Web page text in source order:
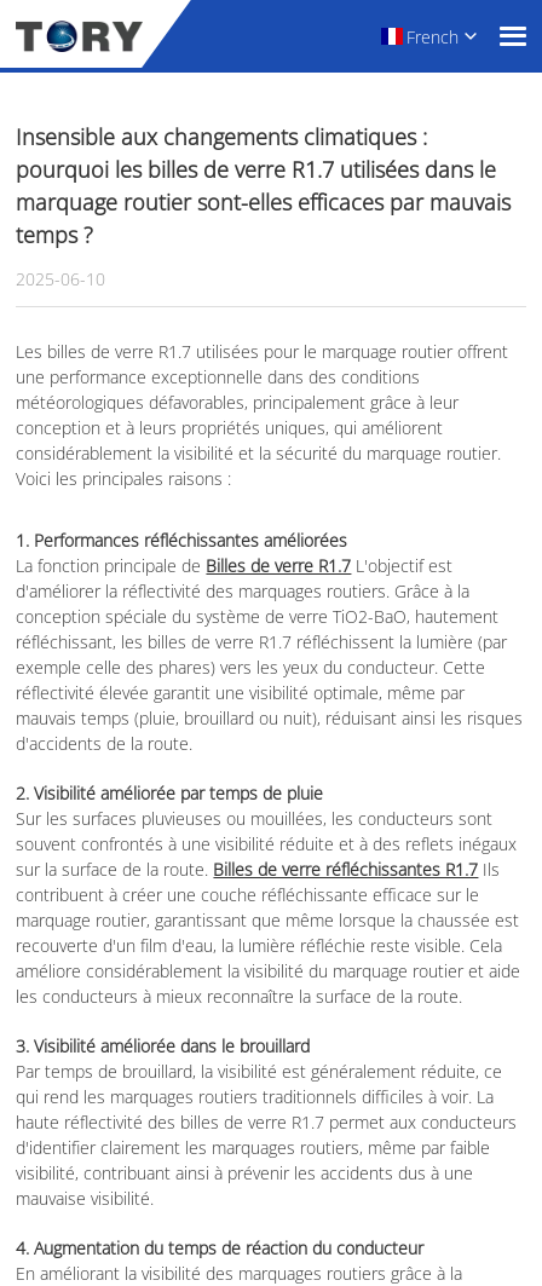
French
Insensible aux changements climatiques :
pourquoi les billes de verre R1.7 utilisées dans le
marquage routier sont-elles efficaces par mauvais
temps ?
2025-06-10
Les billes de verre R1.7 utilisées pour le marquage routier offrent
une performance exceptionnelle dans des conditions
météorologiques défavorables, principalement grâce à leur
conception et à leurs propriétés uniques, qui améliorent
considérablement la visibilité et la sécurité du marquage routier.
Voici les principales raisons :
1. Performances réfléchissantes améliorées
La fonction principale de Billes de verre R1.7 L'objectif est
d'améliorer la réflectivité des marquages routiers. Grâce à la
conception spéciale du système de verre TiO2-BaO, hautement
réfléchissant, les billes de verre R1.7 réfléchissent la lumière (par
exemple celle des phares) vers les yeux du conducteur. Cette
réflectivité élevée garantit une visibilité optimale, même par
mauvais temps (pluie, brouillard ou nuit), réduisant ainsi les risques
d'accidents de la route.
2. Visibilité améliorée par temps de pluie
Sur les surfaces pluvieuses ou mouillées, les conducteurs sont
souvent confrontés à une visibilité réduite et à des reflets inégaux
sur la surface de la route. Billes de verre réfléchissantes R1.7 Ils
contribuent à créer une couche réfléchissante efficace sur le
marquage routier, garantissant que même lorsque la chaussée est
recouverte d'un film d'eau, la lumière réfléchie reste visible. Cela
améliore considérablement la visibilité du marquage routier et aide
les conducteurs à mieux reconnaître la surface de la route.
3. Visibilité améliorée dans le brouillard
Par temps de brouillard, la visibilité est généralement réduite, ce
qui rend les marquages routiers traditionnels difficiles à voir. La
haute réflectivité des billes de verre R1.7 permet aux conducteurs
d'identifier clairement les marquages routiers, même par faible
visibilité, contribuant ainsi à prévenir les accidents dus à une
mauvaise visibilité.
4. Augmentation du temps de réaction du conducteur
En améliorant la visibilité des marquages routiers grâce à la